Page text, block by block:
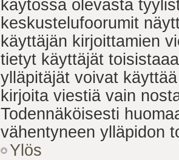
käytössä olevasta
keskustelufoorumit
käyttäjän kirjoittamien
tietyt käyttäjät
ylläpitäjät voivat
kirjoita viestiä vain
Todennäköisesti
vähentyneen ylläpidon
Ylös